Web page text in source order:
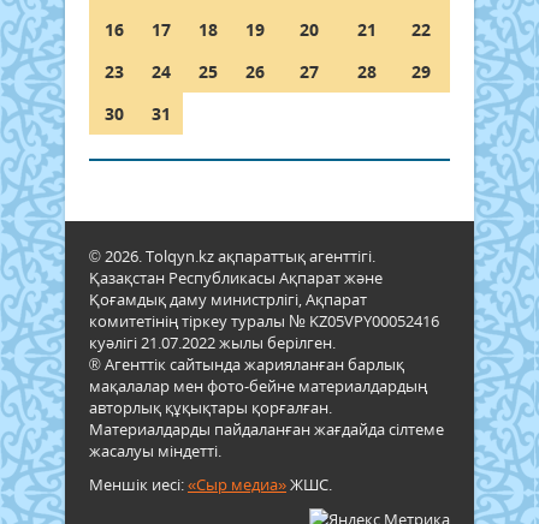
16
17 18 19 20 21
22
23
24 25 26 27 28
29
30
31
© 2026. Tolqyn.kz ақпараттық агенттігі.
Қазақстан Республикасы Ақпарат және
Қоғамдық даму министрлігі, Ақпарат
комитетінің тіркеу туралы № KZ05VPY00052416
куәлігі 21.07.2022 жылы берілген.
® Агенттік сайтында жарияланған барлық
мақалалар мен фото-бейне материалдардың
авторлық құқықтары қорғалған.
Материалдарды пайдаланған жағдайда сілтеме
жасалуы міндетті.
Меншік иесі:«Сыр медиа»ЖШС.